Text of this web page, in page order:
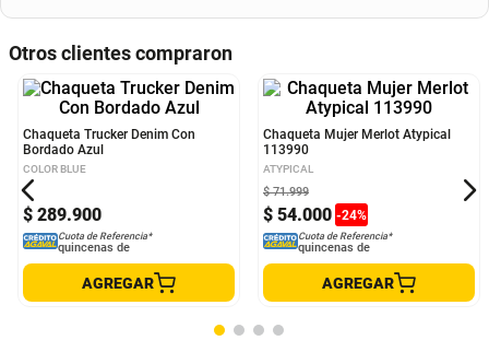
Otros clientes compraron
Chaqueta Trucker Denim Con
Bordado Azul
Chaqueta Mujer Merlot Atypical
113990